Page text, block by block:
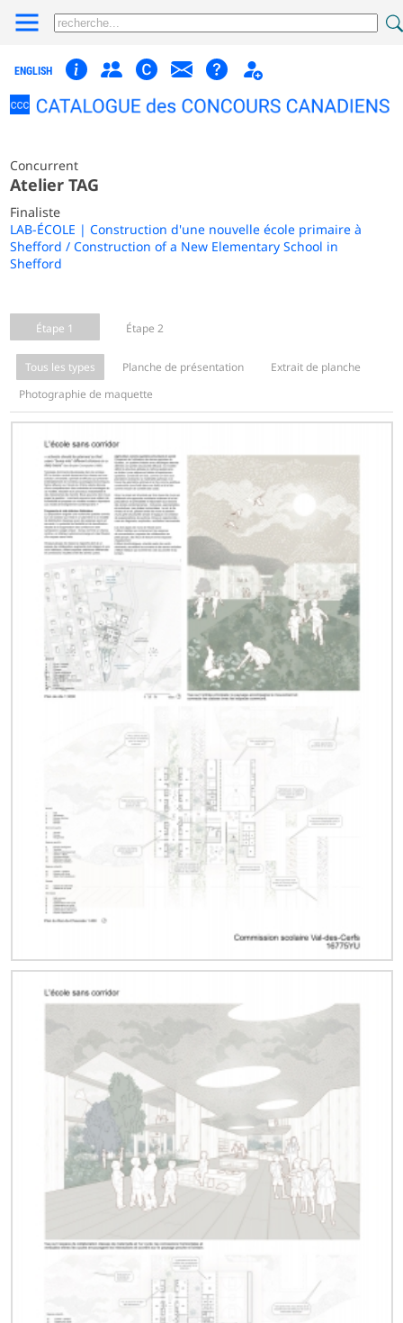
ENGLISH
Concurrent
Atelier TAG
Finaliste
LAB-ÉCOLE | Construction d'une nouvelle école primaire à
Shefford / Construction of a New Elementary School in
Shefford
Étape 1 Étape 2
Tous les types Planche de présentation
Extrait de planche
Photographie de maquette